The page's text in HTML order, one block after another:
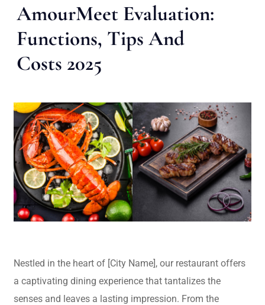
AmourMeet Evaluation:
Functions, Tips And
Costs 2025
Nestled in the heart of [City Name], our restaurant offers
a captivating dining experience that tantalizes the
senses and leaves a lasting impression. From the